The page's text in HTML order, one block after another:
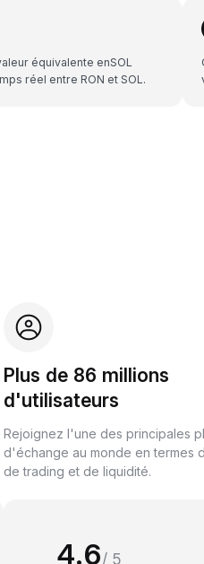
équivalente enSOL
réel entre RON et SOL.
Plus de 86 millions
d'utilisateurs
Rejoignez l'une des principales
d'échange au monde en termes
de trading et de liquidité.
4.6/ 5